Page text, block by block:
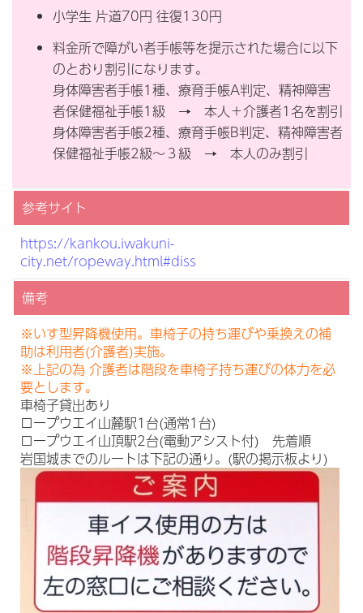
小学生 片道70円 往復130円
料金所で障がい者手帳等を提示された場合に以下
のとおり割引になります。
身体障害者手帳1種、療育手帳A判定、精神障害
者保健福祉手帳1級 → 本人＋介護者1名を割引
身体障害者手帳2種、療育手帳B判定、精神障害者
保健福祉手帳2級～３級 → 本人のみ割引
参考サイト
https://kankou.iwakuni-
city.net/ropeway.html#diss
備考
※いす型昇降機使用。車椅子の持ち運びや乗換えの補
助は利用者(介護者)実施。
※上記の為 介護者は階段を車椅子持ち運びの体力を必
要とします。
車椅子貸出あり
ロープウエイ山麓駅1台(通常1台)
ロープウエイ山頂駅2台(電動アシスト付) 先着順
岩国城までのルートは下記の通り。(駅の掲示板より)